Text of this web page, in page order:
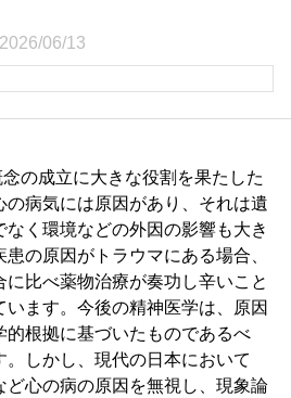
2026/06/13
の成立に大きな役割を果たした
の病気には原因があり、それは遺
なく環境などの外因の影響も大き
の原因がトラウマにある場合、
に比べ薬物治療が奏功し辛いこと
います。今後の精神医学は、原因
的根拠に基づいたものであるべ
。しかし、現代の日本において
ど心の病の原因を無視し、現象論